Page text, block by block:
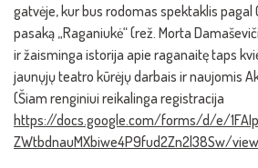
gatvėje, kur bus rodomas spektaklis
pasaką „Raganiukė“ (rež. Morta
ir žaisminga istorija apie raganaitę taps
jaunųjų teatro kūrėjų darbais ir naujomis
(Šiam renginiui reikalinga registracija
https://docs.google.com/forms/d/e/
ZWtbdnauMXbiwe4P9fud2Zn2l38Sw/